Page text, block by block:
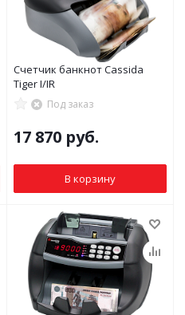
Счетчик банкнот Cassida
Tiger I/IR
Под заказ
17 870 руб.
В корзину